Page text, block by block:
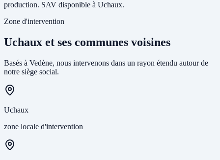
production. SAV disponible à Uchaux.
Zone d'intervention
Uchaux et ses communes voisines
Basés à Vedène, nous intervenons dans un rayon étendu autour de
notre siège social.
Uchaux
zone locale d'intervention